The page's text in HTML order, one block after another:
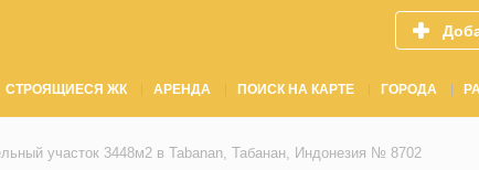
СТРОЯЩИЕСЯ ЖК АРЕНДА ПОИСК НА КАРТЕ ГОРОДА
участок 3448м2 в Tabanan, Табанан, Индонезия № 8702